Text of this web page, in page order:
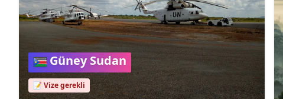
Güney Sudan
📝 Vize gerekli